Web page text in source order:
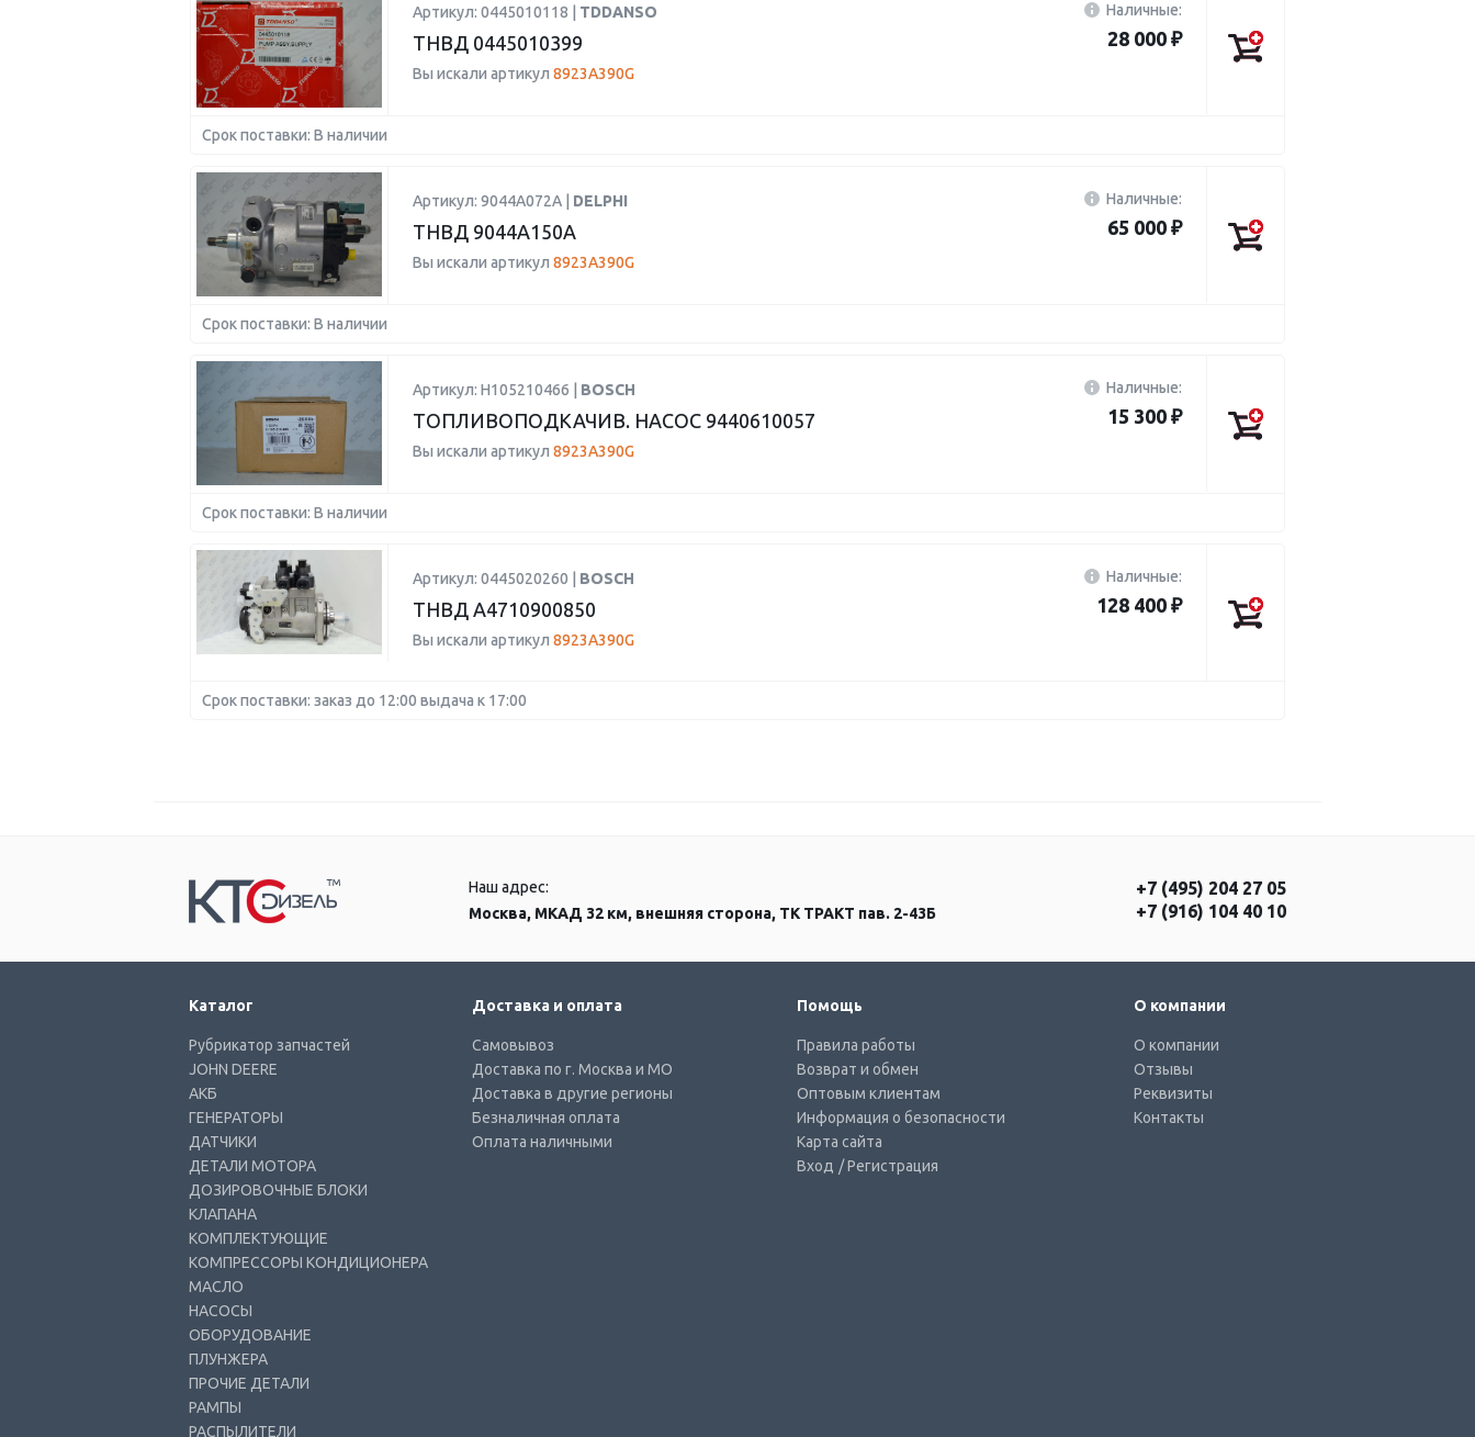
Артикул: 0445010118 | TDDANSO
ТНВД 0445010399
Вы искали артикул 8923A390G
Наличные:
28 000 ₽
Срок поставки: В наличии
Артикул: 9044A072A | DELPHI
ТНВД 9044A150A
Вы искали артикул 8923A390G
Наличные:
65 000 ₽
Срок поставки: В наличии
Артикул: H105210466 | BOSCH
ТОПЛИВОПОДКАЧИВ. НАСОС 9440610057
Вы искали артикул 8923A390G
Наличные:
15 300 ₽
Срок поставки: В наличии
Артикул: 0445020260 | BOSCH
ТНВД A4710900850
Вы искали артикул 8923A390G
Наличные:
128 400 ₽
Срок поставки: заказ до 12:00 выдача к 17:00
Наш адрес:
Москва, МКАД 32 км, внешняя сторона, ТК ТРАКТ пав. 2-43Б
+7 (495) 204 27 05
+7 (916) 104 40 10
Каталог
Рубрикатор запчастей
JOHN DEERE
АКБ
ГЕНЕРАТОРЫ
ДАТЧИКИ
ДЕТАЛИ МОТОРА
ДОЗИРОВОЧНЫЕ БЛОКИ
КЛАПАНА
КОМПЛЕКТУЮЩИЕ
КОМПРЕССОРЫ КОНДИЦИОНЕРА
МАСЛО
НАСОСЫ
ОБОРУДОВАНИЕ
ПЛУНЖЕРА
ПРОЧИЕ ДЕТАЛИ
РАМПЫ
РАСПЫЛИТЕЛИ
Доставка и оплата
Самовывоз
Доставка по г. Москва и МО
Доставка в другие регионы
Безналичная оплата
Оплата наличными
Помощь
Правила работы
Возврат и обмен
Оптовым клиентам
Информация о безопасности
Карта сайта
Вход / Регистрация
О компании
О компании
Отзывы
Реквизиты
Контакты